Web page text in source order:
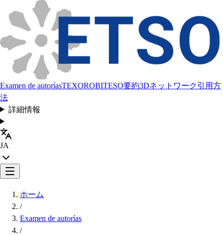
Examen de autoríasTEXOROBITESO要約3Dネットワーク引用方
法
詳細情報
JA
ホーム
/
Examen de autorías
/